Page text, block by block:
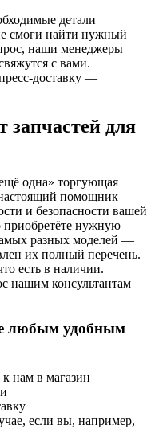
детали
смоги найти нужный
наши менеджеры
с вами.
доставку —
для
одна» торгующая
настоящий помощник
и безопасности вашей
нужную
разных моделей —
их полный перечень.
есть в наличии.
нашим консультантам
любым удобным
нам в магазин
если вы, например,